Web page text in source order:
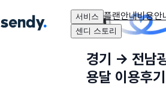
서비스 플랜안내비용안
센디 스토리
경기 → 전남
용달 이용후기